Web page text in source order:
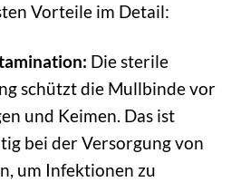
Vorteile im Detail:
Die sterile
schützt die Mullbinde vor
und Keimen. Das ist
bei der Versorgung von
um Infektionen zu